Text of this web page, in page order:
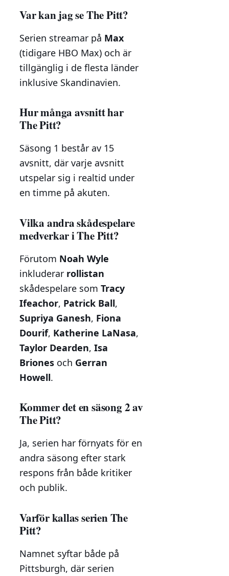
Var kan jag se The Pitt?
Serien streamar på Max
(tidigare HBO Max) och är
tillgänglig i de flesta länder
inklusive Skandinavien.
Hur många avsnitt har
The Pitt?
Säsong 1 består av 15
avsnitt, där varje avsnitt
utspelar sig i realtid under
en timme på akuten.
Vilka andra skådespelare
medverkar i The Pitt?
Förutom Noah Wyle
inkluderar rollistan
skådespelare som Tracy
Ifeachor, Patrick Ball,
Supriya Ganesh, Fiona
Dourif, Katherine LaNasa,
Taylor Dearden, Isa
Briones och Gerran
Howell.
Kommer det en säsong 2 av
The Pitt?
Ja, serien har förnyats för en
andra säsong efter stark
respons från både kritiker
och publik.
Varför kallas serien The
Pitt?
Namnet syftar både på
Pittsburgh, där serien